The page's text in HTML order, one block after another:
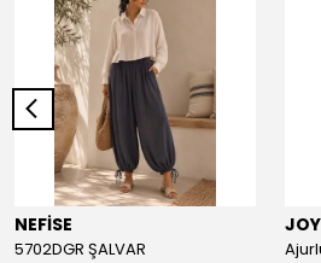
NEFİSE
5702DGR ŞALVAR